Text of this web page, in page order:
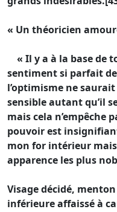
« Un théoricien
« Il y a à la base de
sentiment si parfait
l’optimisme ne
sensible autant qu’il
mais cela n’empêche
pouvoir est
mon for intérieur mais
apparence les plus
Visage décidé,
inférieure affaissé à